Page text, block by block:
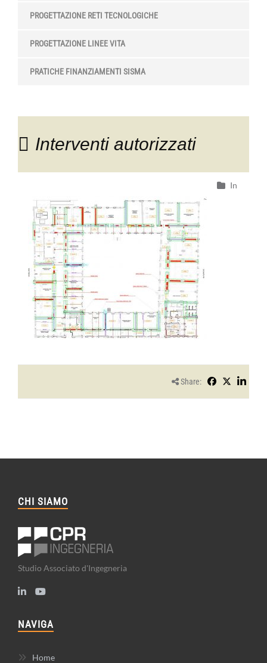
PROGETTAZIONE RETI TECNOLOGICHE
PROGETTAZIONE LINEE VITA
PRATICHE FINANZIAMENTI SISMA
Interventi autorizzati
In
Share:
CHI SIAMO
Studio Associato d'Ingegneria
NAVIGA
Home